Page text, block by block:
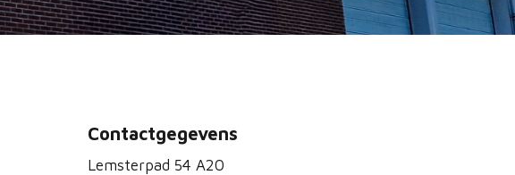
Contactgegevens
Lemsterpad 54 A20